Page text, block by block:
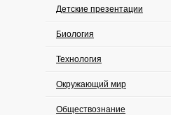
Детские презентации
Биология
Технология
Окружающий мир
Обществознание